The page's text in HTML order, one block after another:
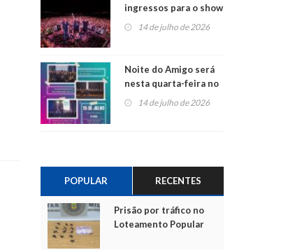
ingressos para o show
do Jota Quest nos 45
anos da Sicredi Ouro
14 de julho de 2026
Noite do Amigo será
nesta quarta-feira no
Centro de Cultura de
14 de julho de 2026
POPULAR RECENTES
Prisão por tráfico no
Loteamento Popular